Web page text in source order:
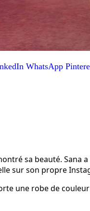
WhatsApp
sa beauté. Sana
sur son propre
une robe de